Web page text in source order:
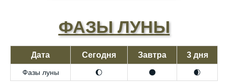
ФАЗЫ ЛУНЫ
Дата Сегодня Завтра 3 дня
Фазы луны 🌔 🌑 🌒